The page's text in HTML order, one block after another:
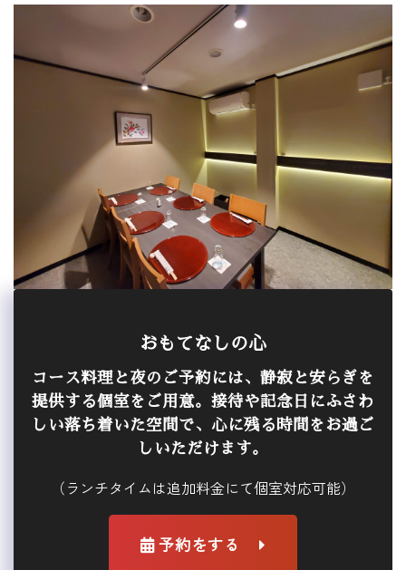
おもてなしの心
コース料理と夜のご予約には、静寂と安らぎを
提供する個室をご用意。接待や記念日にふさわ
しい落ち着いた空間で、心に残る時間をお過ご
しいただけます。
（ランチタイムは追加料金にて個室対応可能）
予約をする